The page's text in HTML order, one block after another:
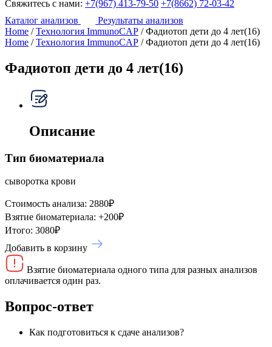
Свяжитесь с нами: +7(967) 413-79-50 +7(8662) 72-03-42
Каталог анализов
Результаты анализов
Home /Технология ImmunoCAP / Фадиотоп дети до 4 лет(16)
Home /Технология ImmunoCAP / Фадиотоп дети до 4 лет(16)
Фадиотоп дети до 4 лет(16)
Описание
Тип биоматериала
сыворотка крови
Стоимость анализа: 2880₽
Взятие биоматериала: +200₽
Итого: 3080₽
Добавить в корзину
Взятие биоматериала одного типа для разных анализов
оплачивается один раз.
Вопрос-ответ
Как подготовиться к сдаче анализов?